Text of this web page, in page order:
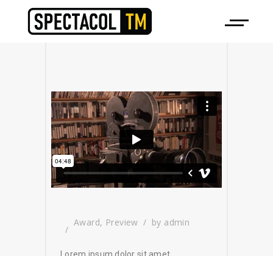
Award, Preview by admin
Lorem ipsum dolor sit amet,